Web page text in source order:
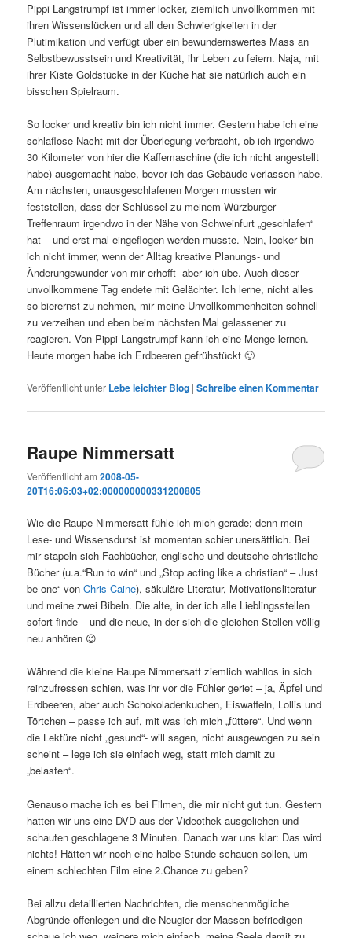
Pippi Langstrumpf ist immer locker, ziemlich unvollkommen mit
ihren Wissenslücken und all den Schwierigkeiten in der
Plutimikation und verfügt über ein bewundernswertes Mass an
Selbstbewusstsein und Kreativität, ihr Leben zu feiern. Naja, mit
ihrer Kiste Goldstücke in der Küche hat sie natürlich auch ein
bisschen Spielraum.
So locker und kreativ bin ich nicht immer. Gestern habe ich eine
schlaflose Nacht mit der Überlegung verbracht, ob ich irgendwo
30 Kilometer von hier die Kaffemaschine (die ich nicht angestellt
habe) ausgemacht habe, bevor ich das Gebäude verlassen habe.
Am nächsten, unausgeschlafenen Morgen mussten wir
feststellen, dass der Schlüssel zu meinem Würzburger
Treffenraum irgendwo in der Nähe von Schweinfurt „geschlafen“
hat – und erst mal eingeflogen werden musste. Nein, locker bin
ich nicht immer, wenn der Alltag kreative Planungs- und
Änderungswunder von mir erhofft -aber ich übe. Auch dieser
unvollkommene Tag endete mit Gelächter. Ich lerne, nicht alles
so bierernst zu nehmen, mir meine Unvollkommenheiten schnell
zu verzeihen und eben beim nächsten Mal gelassener zu
reagieren. Von Pippi Langstrumpf kann ich eine Menge lernen.
Heute morgen habe ich Erdbeeren gefrühstückt 🙂
Veröffentlicht unter Lebe leichter Blog |Schreibe einen Kommentar
Raupe Nimmersatt
Veröffentlicht am2008-05-
20T16:06:03+02:000000000331200805
Wie die Raupe Nimmersatt fühle ich mich gerade; denn mein
Lese- und Wissensdurst ist momentan schier unersättlich. Bei
mir stapeln sich Fachbücher, englische und deutsche christliche
Bücher (u.a.“Run to win“ und „Stop acting like a christian“ – Just
be one“ vonChris Caine), säkuläre Literatur, Motivationsliteratur
und meine zwei Bibeln. Die alte, in der ich alle Lieblingsstellen
sofort finde – und die neue, in der sich die gleichen Stellen völlig
neu anhören 😉
Während die kleine Raupe Nimmersatt ziemlich wahllos in sich
reinzufressen schien, was ihr vor die Fühler geriet – ja, Äpfel und
Erdbeeren, aber auch Schokoladenkuchen, Eiswaffeln, Lollis und
Törtchen – passe ich auf, mit was ich mich „füttere“. Und wenn
die Lektüre nicht „gesund“- will sagen, nicht ausgewogen zu sein
scheint – lege ich sie einfach weg, statt mich damit zu
„belasten“.
Genauso mache ich es bei Filmen, die mir nicht gut tun. Gestern
hatten wir uns eine DVD aus der Videothek ausgeliehen und
schauten geschlagene 3 Minuten. Danach war uns klar: Das wird
nichts! Hätten wir noch eine halbe Stunde schauen sollen, um
einem schlechten Film eine 2.Chance zu geben?
Bei allzu detaillierten Nachrichten, die menschenmögliche
Abgründe offenlegen und die Neugier der Massen befriedigen –